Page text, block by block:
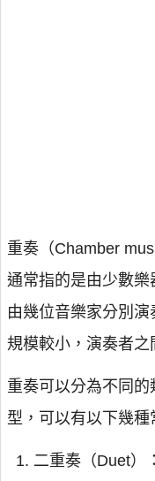
重奏（Chamber
通常指的是由少數
由幾位音樂家分別
規模較小，演奏者之
重奏可以分為不同
型，可以有以下幾種
二重奏（Duet）